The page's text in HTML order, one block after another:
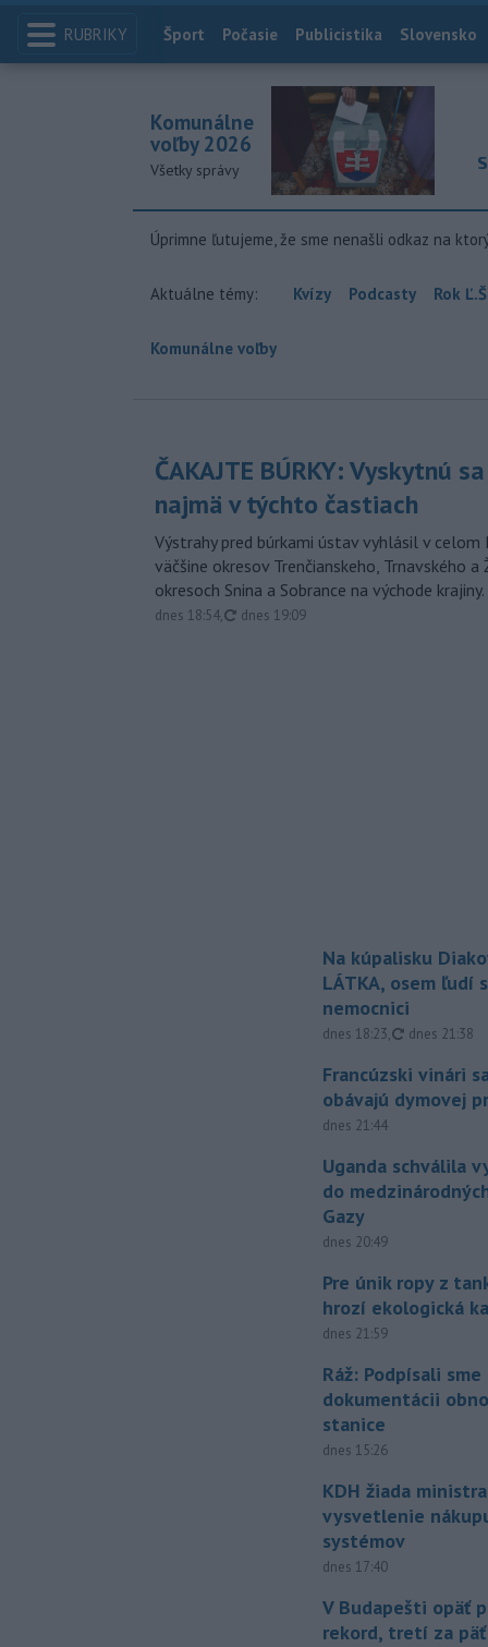
RUBRIKY Index
Šport Počasie Publicistika Slovensko
Komunálne
voľby 2026
Všetky správy
Úprimne ľutujeme, že sme nenašli odkaz na
Aktuálne témy: Kvízy Podcasty Rok
Komunálne voľby
ČAKAJTE BÚRKY: Vyskytnú
najmä v týchto častiach
Výstrahy pred búrkami ústav vyhlásil v
väčšine okresov Trenčianskeho, Trnavského a
okresoch Snina a Sobrance na východe krajiny.
dnes 18:54, aktualizované
dnes 19:09
Na kúpalisku
LÁTKA, osem ľudí
nemocnici
dnes 18:23, aktualizované
dnes 21:38
Francúzski vinári
obávajú dymovej
dnes 21:44
Uganda schválila
do
Gazy
dnes 20:49
Pre únik ropy z
hrozí ekologická
dnes 21:59
Ráž: Podpísali
dokumentácii
stanice
dnes 15:26
KDH žiada
vysvetlenie
systémov
dnes 17:40
V Budapešti opäť
rekord, tretí za